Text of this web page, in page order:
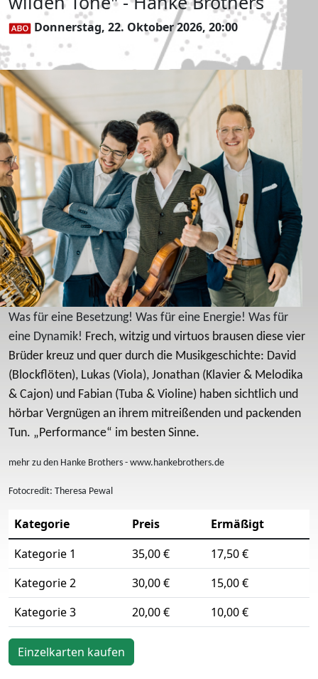
Donnerstag, 22. Oktober 2026, 20:00
Was für eine Besetzung! Was für eine Energie! Was für
eine Dynamik! Frech, witzig und virtuos brausen diese vier
Brüder kreuz und quer durch die Musikgeschichte: David
(Blockflöten), Lukas (Viola), Jonathan (Klavier & Melodika
& Cajon) und Fabian (Tuba & Violine) haben sichtlich und
hörbar Vergnügen an ihrem mitreißenden und packenden
Tun. „Performance“ im besten Sinne.
mehr zu den Hanke Brothers - www.hankebrothers.de
Fotocredit: Theresa Pewal
Kategorie Preis
Ermäßigt
Kategorie 1
35,00 €
17,50 €
Kategorie 2
30,00 €
15,00 €
Kategorie 3
20,00 € 10,00 €
Einzelkarten kaufen